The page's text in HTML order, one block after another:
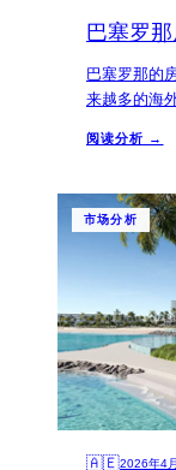
巴塞罗
巴塞罗那的
来越多的海
阅读分析 →
市场分析
🇦🇪2026年4